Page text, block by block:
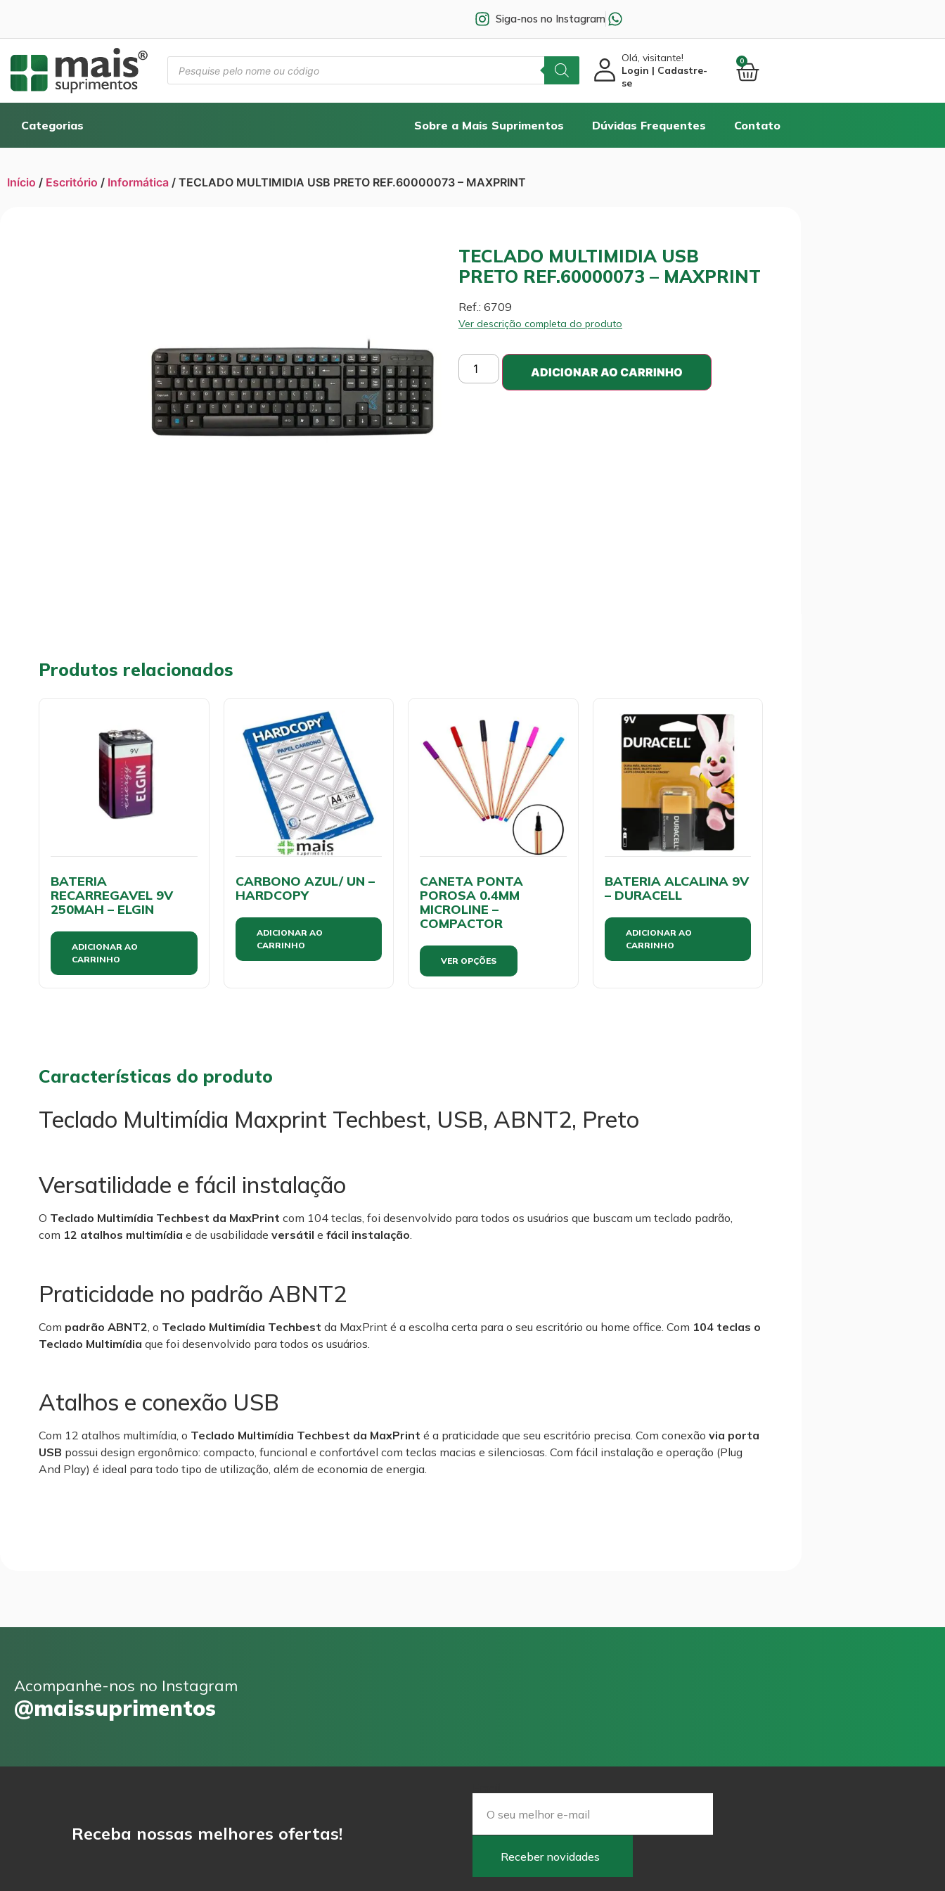
Siga-nos no Instagram
Olá, visitante!
Login | Cadastre-
se
0
Categorias Sobre a Mais Suprimentos Dúvidas Frequentes Contato
Início / Escritório / Informática / TECLADO MULTIMIDIA USB PRETO REF.60000073 – MAXPRINT
TECLADO MULTIMIDIA USB
PRETO REF.60000073 – MAXPRINT
Ref.: 6709
Ver descrição completa do produto
ADICIONAR AO CARRINHO
Produtos relacionados
BATERIA
RECARREGAVEL 9V
250MAH – ELGIN
ADICIONAR AO
CARRINHO
CARBONO AZUL/ UN –
HARDCOPY
ADICIONAR AO
CARRINHO
CANETA PONTA
POROSA 0.4MM
MICROLINE –
COMPACTOR
VER OPÇÕES
BATERIA ALCALINA 9V
– DURACELL
ADICIONAR AO
CARRINHO
Características do produto
Teclado Multimídia Maxprint Techbest, USB, ABNT2, Preto
Versatilidade e fácil instalação
O Teclado Multimídia Techbest da MaxPrint com 104 teclas, foi desenvolvido para todos os usuários que buscam um teclado padrão,
com 12 atalhos multimídia e de usabilidade versátil e fácil instalação
Praticidade no padrão ABNT2
Com padrão ABNT2 , o Teclado Multimídia Techbest da MaxPrint é a escolha certa para o seu escritório ou home office. Com 104 teclas o
Teclado Multimídia que foi desenvolvido para todos os usuários.
Atalhos e conexão USB
Com 12 atalhos multimídia, o Teclado Multimídia Techbest da MaxPrint é a praticidade que seu escritório precisa. Com conexão via porta
USB possui design ergonômico: compacto, funcional e confortável com teclas macias e silenciosas. Com fácil instalação e operação (Plug
And Play) é ideal para todo tipo de utilização, além de economia de energia.
Acompanhe-nos no Instagram
@maissuprimentos
Receba nossas melhores ofertas!
Receber novidades